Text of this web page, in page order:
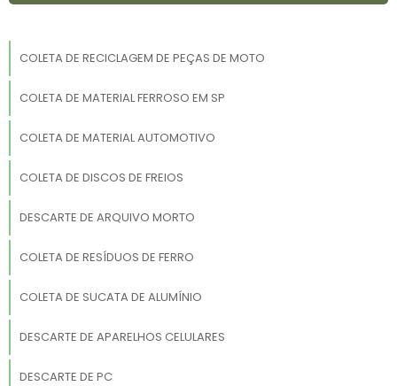
COLETA DE RECICLAGEM DE PEÇAS DE MOTO
COLETA DE MATERIAL FERROSO EM SP
COLETA DE MATERIAL AUTOMOTIVO
COLETA DE DISCOS DE FREIOS
DESCARTE DE ARQUIVO MORTO
COLETA DE RESÍDUOS DE FERRO
COLETA DE SUCATA DE ALUMÍNIO
DESCARTE DE APARELHOS CELULARES
DESCARTE DE PC